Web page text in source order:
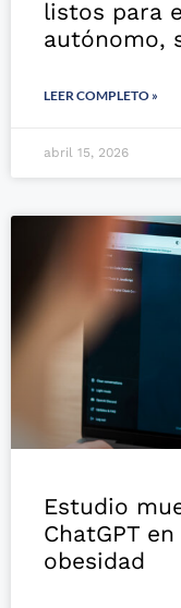
listos para
autónomo,
LEER COMPLETO »
abril 15, 2026
Estudio
ChatGPT
obesidad